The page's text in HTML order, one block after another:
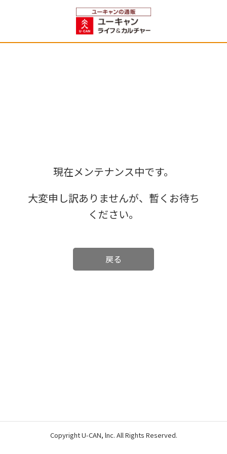
現在メンテナンス中です。
大変申し訳ありませんが、暫くお待ち
ください。
戻る
Copyright U-CAN, lnc. All Rights Reserved.